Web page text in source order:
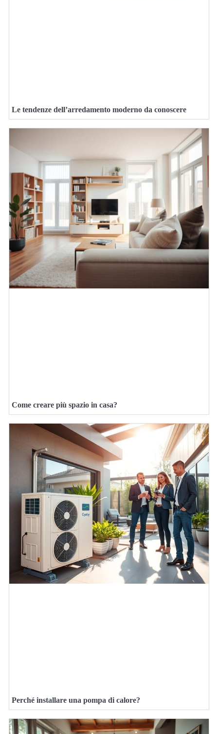
Le tendenze dell’arredamento moderno da conoscere
Come creare più spazio in casa?
Perché installare una pompa di calore?